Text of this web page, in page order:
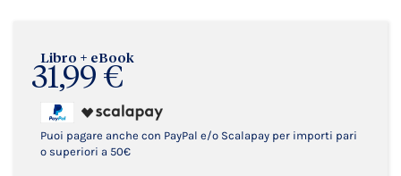
Libro + eBook
31,99 €
Puoi pagare anche con PayPal e/o Scalapay per importi pari
o superiori a 50€